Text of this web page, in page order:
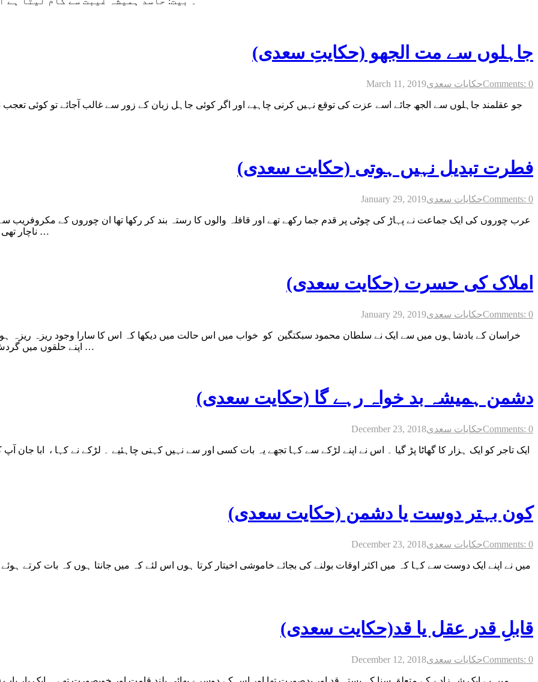
جاہلوں سے مت الجھو (حکایتِ سعدی)
March 11, 2019حکایات سعدیComments: 0
جو عقلمند جاہلوں سے الجھ جائے اسے عزت کی توقع نہیں کرنی چاہیے اور اگر کوئی جاہل زبان کے زور سے غالب آجائے تو کوئی تعجب
فطرت تبدیل نہیں ہوتی (حکایت سعدی)
January 29, 2019حکایات سعدیComments: 0
عرب چوروں کی ایک جماعت نے پہاڑ کی چوٹی پر قدم جما رکھے تھے اور قافلہ والوں کا رستہ بند کر رکھا تھا ان چوروں کے
ناچار تھی کیونکہ انہوں نے اپنی جائے پناہ پہاڑ کی دشوار گزارچوٹی پر بنا رکھی …
املاک کی حسرت (حکایت سعدی)
January 29, 2019حکایات سعدیComments: 0
خراسان کے بادشاہوں میں سے ایک نے سلطان محمود سبکتگین کو خواب میں اس حالت میں دیکھا کہ اس کا سارا وجود ریزہ ریزہ
اپنے حلقوں میں گردش کررہی ہیں دیکھ رہی ہیں ۔ تمام خرد مند ، مفکر، دانشمند اس …
دشمن ہمیشہ بد خواہ رہے گا (حکایت سعدی)
December 23, 2018حکایات سعدیComments: 0
ایک تاجر کو ایک ہزار کا گھاٹا پڑ گیا ۔ اس نے اپنے لڑکے سے کہا تجھے یہ بات کسی اور سے نہیں کہنی چاہئیے ۔ لڑکے نے کہا ، ابا
کون بہتر دوست یا دشمن (حکایت سعدی)
December 23, 2018حکایات سعدیComments: 0
قابلِ قدر عقل یا قد(حکایت سعدی)
December 12, 2018حکایات سعدیComments: 0